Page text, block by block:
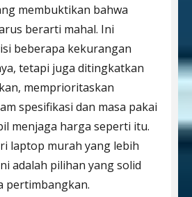
membuktikan bahwa
berarti mahal. Ini
beberapa kekurangan
tetapi juga ditingkatkan
memprioritaskan
spesifikasi dan masa pakai
menjaga harga seperti itu.
laptop murah yang lebih
adalah pilihan yang solid
pertimbangkan.